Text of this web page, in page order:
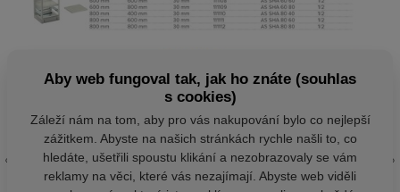
Aby web fungoval tak, jak ho znáte (souhlas
s cookies)
Záleží nám na tom, aby pro vás nakupování bylo co nejlepší
zážitkem. Abyste na našich stránkách rychle našli to, co
hledáte, ušetřili spoustu klikání a nezobrazovaly se vám
reklamy na věci, které vás nezajímají. Abyste web viděli